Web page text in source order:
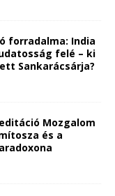
forradalma: India
felé – ki
Sankarácsárja?
Mozgalom
és a